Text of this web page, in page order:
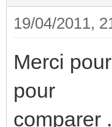
19/04/2011,
Merci
pour
comparer